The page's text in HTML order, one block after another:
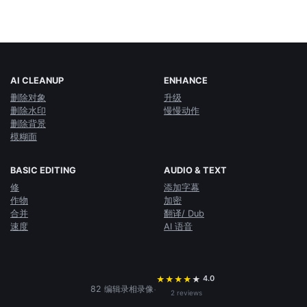
AI CLEANUP
删除对象
删除水印
删除背景
模糊面
ENHANCE
升级
慢慢动作
BASIC EDITING
修
作物
合并
速度
AUDIO & TEXT
添加字幕
加密
翻译/ Dub
AI 语音
82 编辑录相录像·
★ ★ ★ ★ ★ 4.0
2 reviews